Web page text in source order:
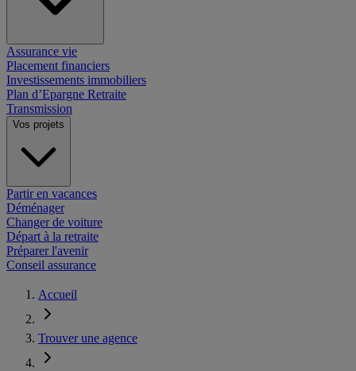
Assurance vie
Placement financiers
Investissements immobiliers
Plan d’Epargne Retraite
Transmission
Vos projets
Partir en vacances
Déménager
Changer de voiture
Départ à la retraite
Préparer l'avenir
Conseil assurance
Accueil
Trouver une agence